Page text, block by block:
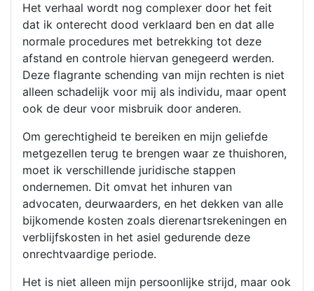
Het verhaal wordt nog complexer door het feit
dat ik onterecht dood verklaard ben en dat alle
normale procedures met betrekking tot deze
afstand en controle hiervan genegeerd werden.
Deze flagrante schending van mijn rechten is niet
alleen schadelijk voor mij als individu, maar opent
ook de deur voor misbruik door anderen.
Om gerechtigheid te bereiken en mijn geliefde
metgezellen terug te brengen waar ze thuishoren,
moet ik verschillende juridische stappen
ondernemen. Dit omvat het inhuren van
advocaten, deurwaarders, en het dekken van alle
bijkomende kosten zoals dierenartsrekeningen en
verblijfskosten in het asiel gedurende deze
onrechtvaardige periode.
Het is niet alleen mijn persoonlijke strijd, maar ook